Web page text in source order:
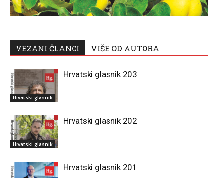
VEZANI ČLANCI VIŠE OD AUTORA
Hrvatski glasnik
Hrvatski glasnik 203
Hrvatski glasnik
Hrvatski glasnik 202
Hrvatski glasnik 201